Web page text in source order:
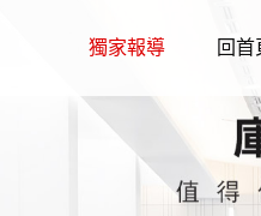
獨家報導 回首